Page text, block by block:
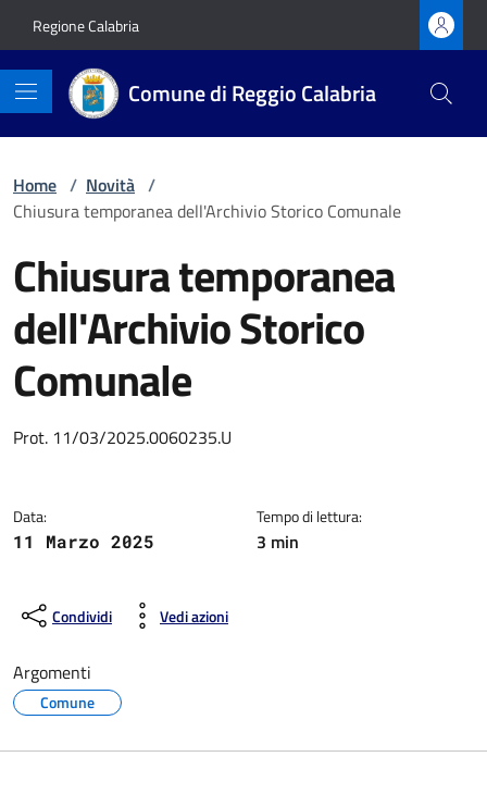
Regione Calabria
Comune di Reggio Calabria
Home / Novità /
Chiusura temporanea dell'Archivio Storico Comunale
Chiusura temporanea
dell'Archivio Storico
Comunale
Dettagli della notizia
Prot. 11/03/2025.0060235.U
Data:
11 Marzo 2025
Tempo di lettura:
3 min
Condividi Vedi azioni
Argomenti
Comune